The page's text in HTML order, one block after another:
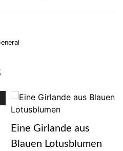
Eine Girlande aus
Blauen Lotusblumen